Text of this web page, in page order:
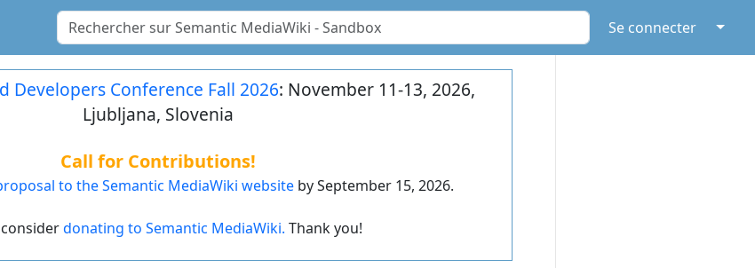
Se connecter ↓
Developers Conference Fall 2026: November 11-13, 2026,
Ljubljana, Slovenia
Call for Contributions!
to the Semantic MediaWiki websiteby September 15, 2026.
donating to Semantic MediaWiki. Thank you!